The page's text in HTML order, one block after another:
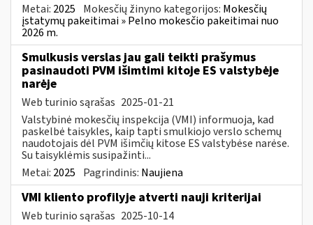
Metai: 2025 Mokesčių žinyno kategorijos: Mokesčių
įstatymų pakeitimai » Pelno mokesčio pakeitimai nuo
2026 m.
Smulkusis verslas jau gali teikti prašymus
pasinaudoti PVM išimtimi kitoje ES valstybėje
narėje
Web turinio sąrašas 2025-01-21
Valstybinė mokesčių inspekcija (VMI) informuoja, kad
paskelbė taisykles, kaip tapti smulkiojo verslo schemų
naudotojais dėl PVM išimčių kitose ES valstybėse narėse.
Su taisyklėmis susipažinti...
Metai: 2025 Pagrindinis: Naujiena
VMI kliento profilyje atverti nauji kriterijai
Web turinio sąrašas 2025-10-14